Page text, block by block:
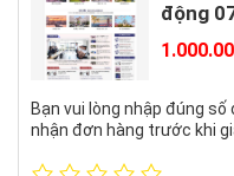
động
Bạn vui lòng nhập đúng
nhận đơn hàng trước khi